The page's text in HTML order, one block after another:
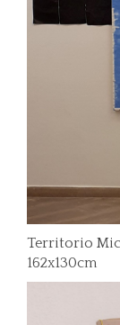
Territorio
162x130cm